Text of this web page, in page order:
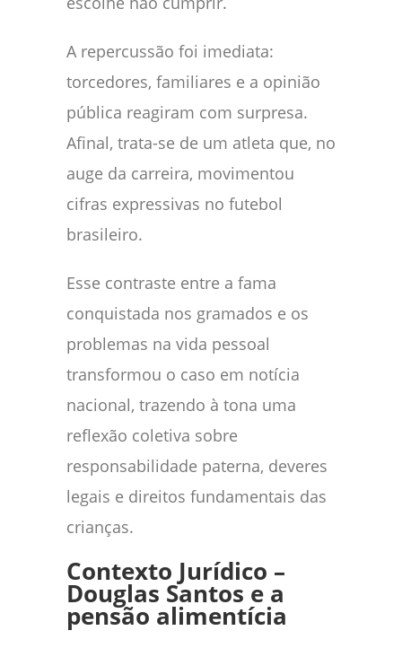
A repercussão foi imediata:
torcedores, familiares e a opinião
pública reagiram com surpresa.
Afinal, trata-se de um atleta que, no
auge da carreira, movimentou
cifras expressivas no futebol
brasileiro.
Esse contraste entre a fama
conquistada nos gramados e os
problemas na vida pessoal
transformou o caso em notícia
nacional, trazendo à tona uma
reflexão coletiva sobre
responsabilidade paterna, deveres
legais e direitos fundamentais das
crianças.
Contexto Jurídico –
Douglas Santos e a
pensão alimentícia